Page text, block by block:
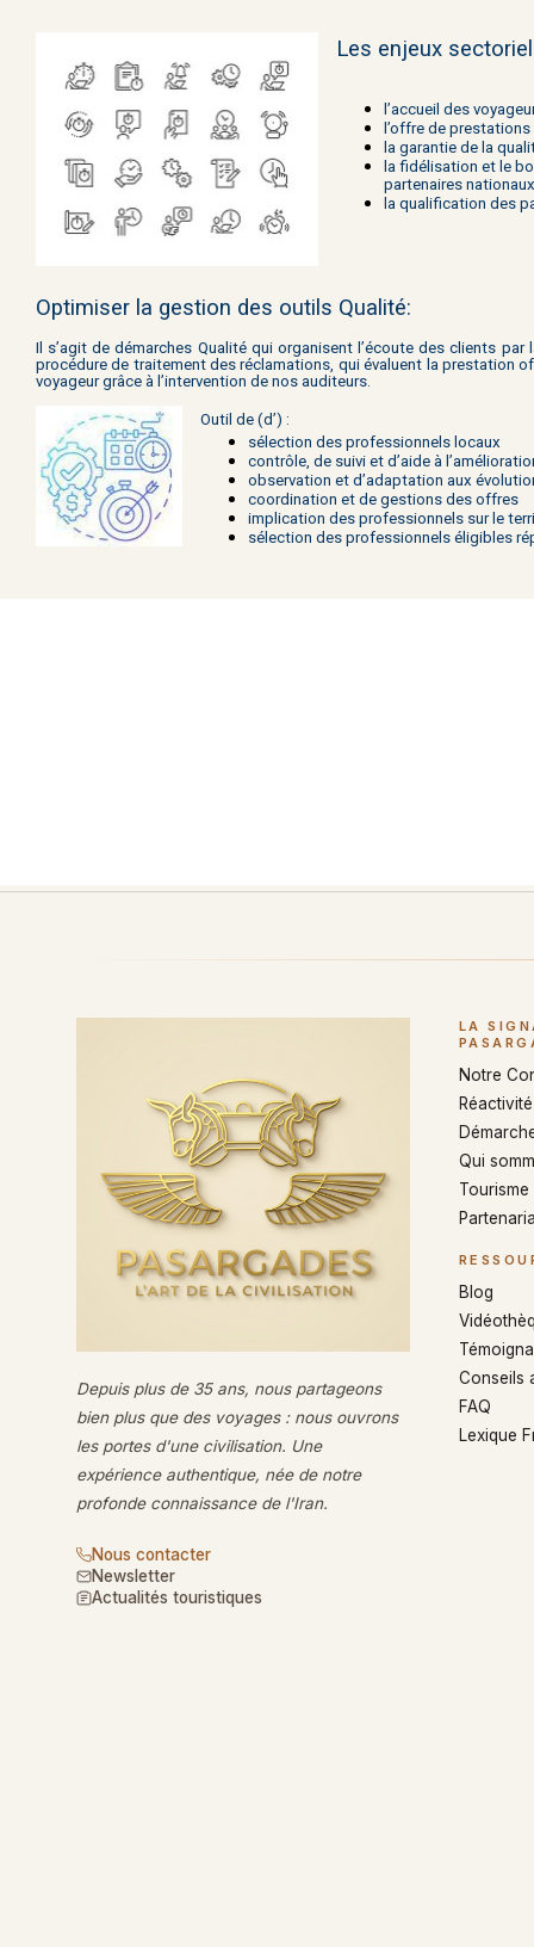
Les enjeux
l’accueil des
l’offre de
la garantie de la
la fidélisation et le
partenaires
la qualification des
Optimiser la gestion des outils Qualité:
Il s’agit de démarches Qualité qui organisent l’écoute des clients
procédure de traitement des réclamations, qui évaluent la prestation
voyageur grâce à l’intervention de nos auditeurs.
Outil de(d’) :
sélection des professionnels locaux
contrôle, de suivi et d’aide à
observation et d’adaptation aux
coordination et de gestions des offres
implication des professionnels sur le
sélection des professionnels éligibles
Depuis plus de 35 ans, nous partageons
bien plus que des voyages : nous ouvrons
les portes d'une civilisation. Une
expérience authentique, née de notre
profonde connaissance de l'Iran.
Nous contacter
Newsletter
Actualités touristiques
LA
Notre
Qui
Tourisme
Blog
Conseils
FAQ
Lexique